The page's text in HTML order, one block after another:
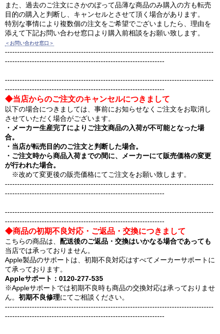
また、過去のご注文にさかのぼって品薄な商品のみ購入の方も転売
目的の購入と判断し、キャンセルとさせて頂く場合があります。
特別な事情により複数個の注文をご希望でございましたら、理由を
添えて下記お問い合わせ窓口より購入前相談をお願い致します。
＜お問い合わせ窓口＞
-------------------------------------------------------------------------------------
-----------------------------------------------------------------
-------------------------------------------------------------------------------------
-----------------------------------------------------------------
◆当店からのご注文のキャンセルにつきまして
以下の場合につきましては、事前にお知らせなくご注文をお取消し
させていただく場合がございます。
・メーカー生産完了によりご注文商品の入荷が不可能となった場
合。
・当店が転売目的のご注文と判断した場合。
・ご注文時から商品入荷までの間に、メーカーにて販売価格の変更
が行われた場合。
※改めて変更後の販売価格にてご注文をお願い致します。
-------------------------------------------------------------------------------------
-----------------------------------------------------------------
-------------------------------------------------------------------------------------
-----------------------------------------------------------------
◆商品の初期不良対応・ご返品・交換につきまして
こちらの商品は、 配送後のご返品・交換はいかなる場合であっても
当店では承っておりません。
Apple製品のサポートは、初期不良対応はすべてメーカーサポートに
て承っております。
Appleサポート：0120-277-535
※Appleサポートでは初期不良時も商品の交換対応は承っておりませ
ん。 初期不良修理にてご相談ください。
-------------------------------------------------------------------------------------
-----------------------------------------------------------------